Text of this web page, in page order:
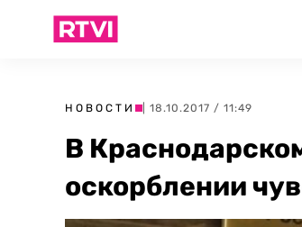
НОВОСТИ | 18.10.2017 / 11:49
В
оскорблении